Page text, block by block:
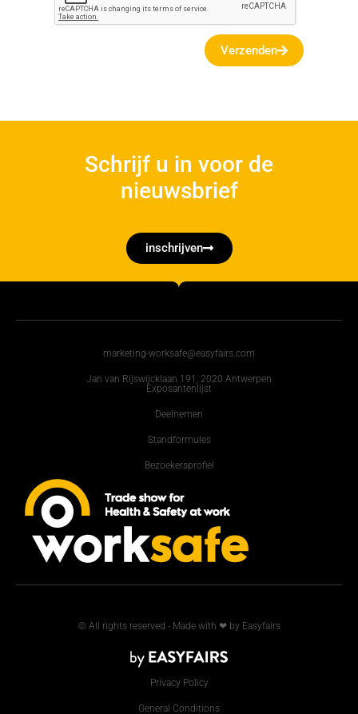
Verzenden
Schrijf u in voor de
nieuwsbrief
inschrijven
marketing-worksafe@easyfairs.com
Jan van Rijswijcklaan 191, 2020 Antwerpen
Exposantenlijst
Deelnemen
Standformules
Bezoekersprofiel
© All rights reserved - Made with ❤ by Easyfairs
Privacy Policy
General Conditions